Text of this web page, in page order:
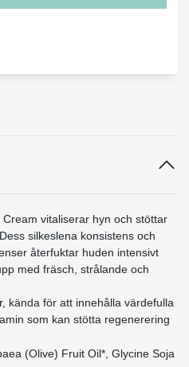
vitaliserar hyn och stöttar
silkeslena konsistens och
återfuktar huden intensivt
med fräsch, strålande och
kända för att innehålla värdefulla
som kan stötta regenerering
(Olive) Fruit Oil*, Glycine Soja